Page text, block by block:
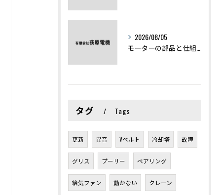
2026/08/05
タグ Tags
更新 異音 Vベルト 冷却塔 故障
グリス プーリー ベアリング
給気ファン 動かない クレーン